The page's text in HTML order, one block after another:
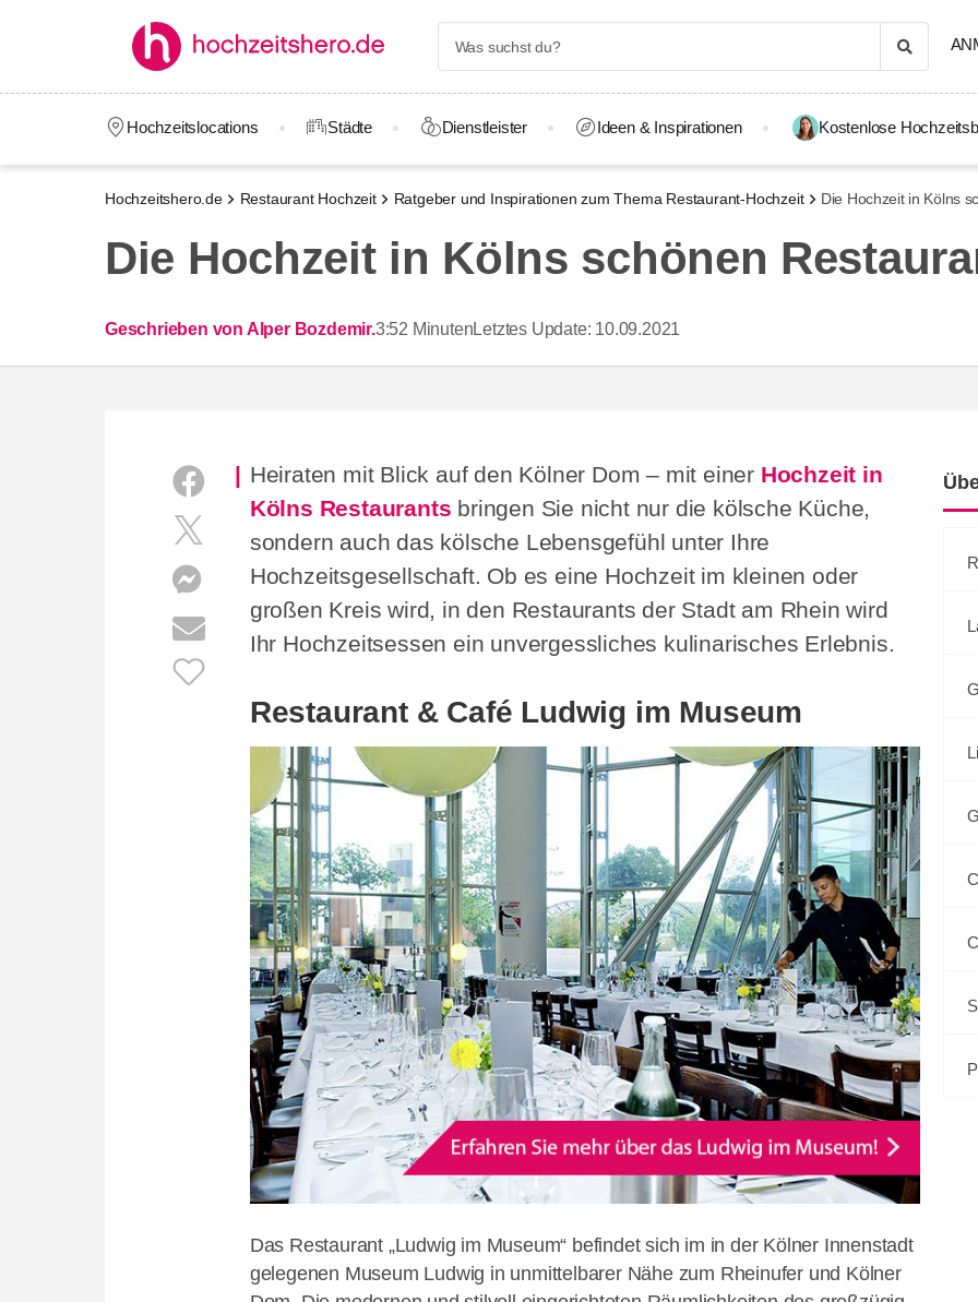
Hochzeitslocations Städte Dienstleister Ideen & Inspirationen Kostenlose
Hochzeitshero.de Restaurant Hochzeit Ratgeber und Inspirationen zum Thema Restaurant-Hochzeit Die Hochzeit in Kölns
Die Hochzeit in Kölns schönen
Geschrieben von Alper Bozdemir.3:52 MinutenLetztes Update: 10.09.2021
Heiraten mit Blick auf den Kölner Dom – mit einer Hochzeit in
Kölns Restaurants bringen Sie nicht nur die kölsche Küche,
sondern auch das kölsche Lebensgefühl unter Ihre
Hochzeitsgesellschaft. Ob es eine Hochzeit im kleinen oder
großen Kreis wird, in den Restaurants der Stadt am Rhein wird
Ihr Hochzeitsessen ein unvergessliches kulinarisches Erlebnis.
Restaurant & Café Ludwig im Museum
Das Restaurant „Ludwig im Museum“ befindet sich im in der Kölner Innenstadt
gelegenen Museum Ludwig in unmittelbarer Nähe zum Rheinufer und Kölner